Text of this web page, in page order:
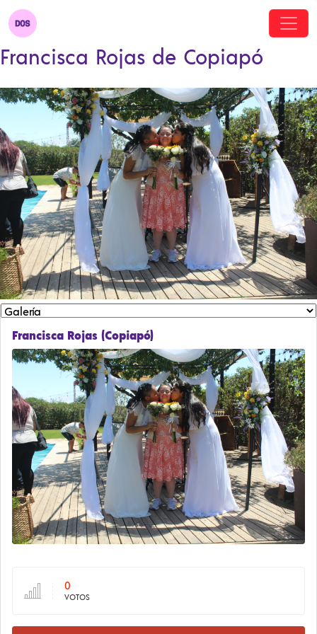
Francisca Rojas de Copiapó
Francisca Rojas (Copiapó)
0
VOTOS